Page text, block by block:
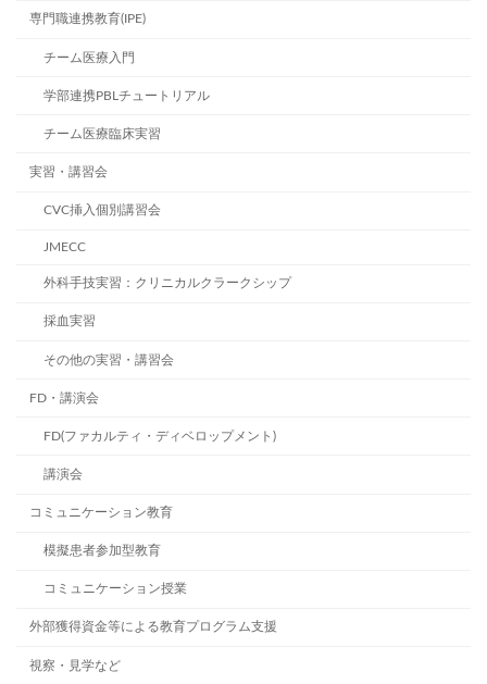
専門職連携教育(IPE)
チーム医療入門
学部連携PBLチュートリアル
チーム医療臨床実習
実習・講習会
CVC挿入個別講習会
JMECC
外科手技実習：クリニカルクラークシップ
採血実習
その他の実習・講習会
FD・講演会
FD(ファカルティ・ディベロップメント)
講演会
コミュニケーション教育
模擬患者参加型教育
コミュニケーション授業
外部獲得資金等による教育プログラム支援
視察・見学など